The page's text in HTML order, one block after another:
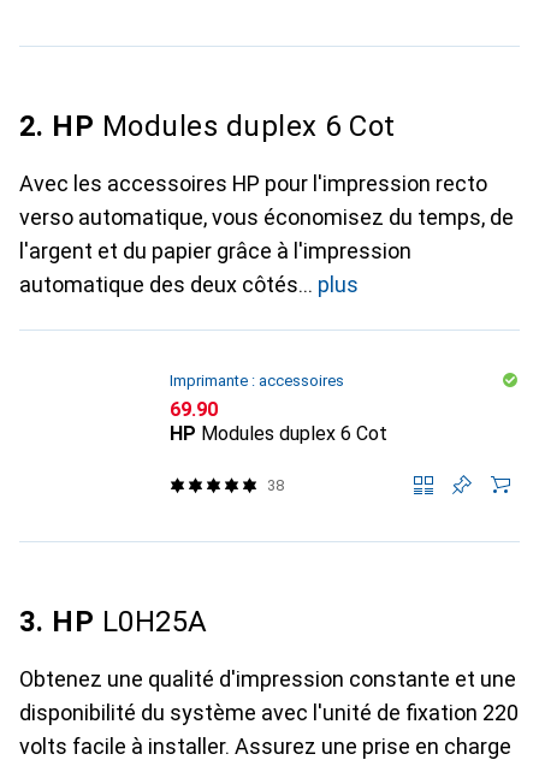
2. HP Modules duplex 6 Cot
Avec les accessoires HP pour l'impression recto
verso automatique, vous économisez du temps, de
l'argent et du papier grâce à l'impression
automatique des deux côtés
plus
Imprimante : accessoires
CHF
69.90
HP Modules duplex 6 Cot
38
3. HP L0H25A
Obtenez une qualité d'impression constante et une
disponibilité du système avec l'unité de fixation 220
volts facile à installer. Assurez une prise en charge